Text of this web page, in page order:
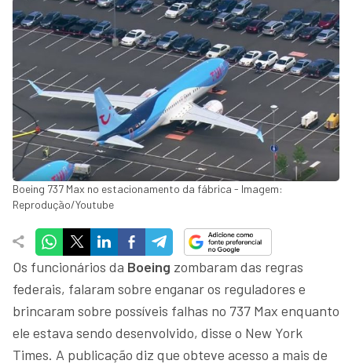
Boeing 737 Max no estacionamento da fábrica - Imagem:
Reprodução/Youtube
Os funcionários da Boeing zombaram das regras
federais, falaram sobre enganar os reguladores e
brincaram sobre possíveis falhas no 737 Max enquanto
ele estava sendo desenvolvido, disse o New York
Times. A publicação diz que obteve acesso a mais de